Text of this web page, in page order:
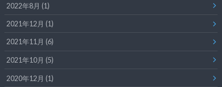
2022年8月 (1)
2021年12月 (1)
2021年11月 (6)
2021年10月 (5)
2020年12月 (1)